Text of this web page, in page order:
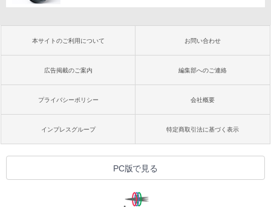
本サイトのご利用について お問い合わせ
広告掲載のご案内 編集部へのご連絡
プライバシーポリシー 会社概要
インプレスグループ 特定商取引法に基づく表示
PC版で見る